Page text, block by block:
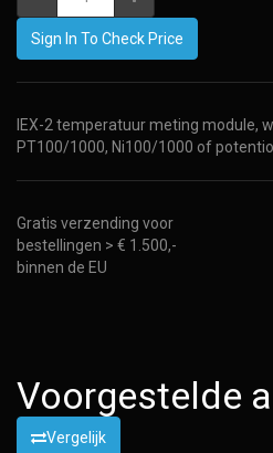
Sign In To Check Price
IEX-2 temperatuur meting module,
PT100/1000, Ni100/1000 of
Gratis verzending voor
bestellingen > € 1.500,-
binnen de EU
Voorgestelde
Vergelijk